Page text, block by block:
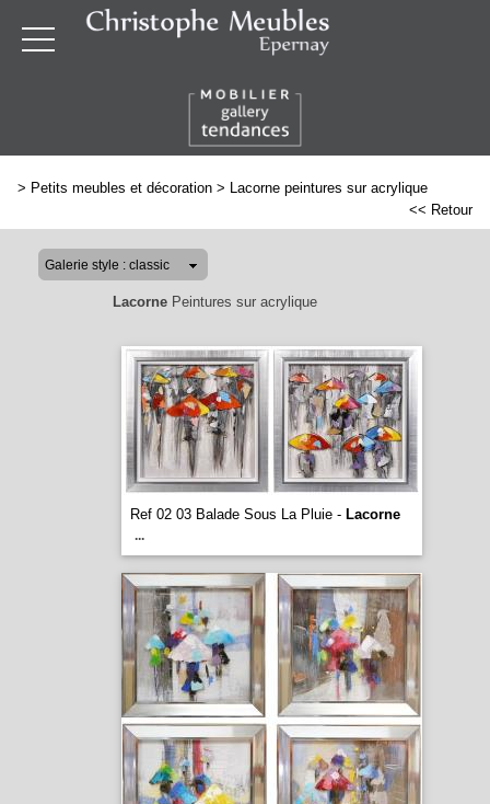
> Petits meubles et décoration > Lacorne peintures sur acrylique
<< Retour
LacornePeintures sur acrylique
Ref 02 03 Balade Sous La Pluie - Lacorne
...